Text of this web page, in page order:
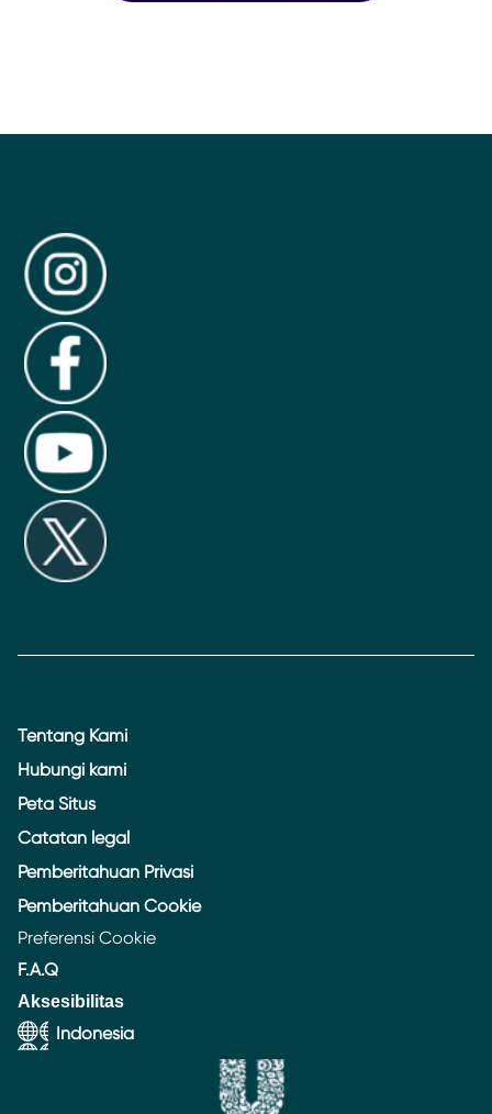
Tentang Kami
Hubungi kami
Peta Situs
Catatan legal
Pemberitahuan Privasi
Pemberitahuan Cookie
Preferensi Cookie
F.A.Q
Aksesibilitas
Indonesia